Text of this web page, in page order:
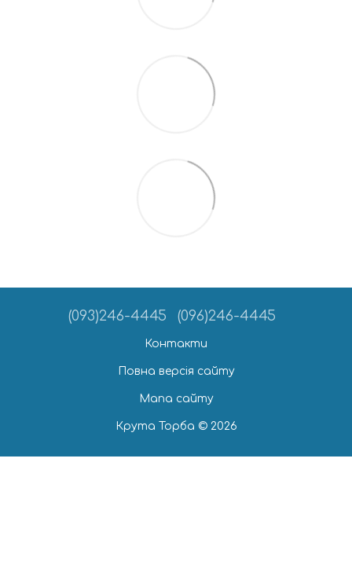
(093)246-4445 (096)246-4445
Контакти
Повна версія сайту
Мапа сайту
Крута Торба © 2026